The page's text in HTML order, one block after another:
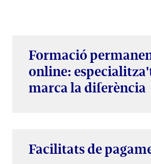
Formació
online:
marca la diferència
Facilitats de